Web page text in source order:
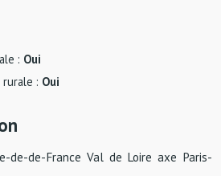
: Oui
: Oui
de-de-France Val de Loire axe Paris-